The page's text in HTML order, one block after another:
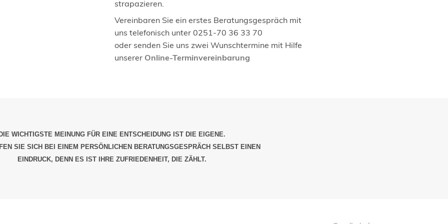
strapazieren.
Vereinbaren Sie ein erstes Beratungsgespräch mit
uns telefonisch unter 0251-70 36 33 70
oder senden Sie uns zwei Wunschtermine mit Hilfe
unserer Online-Terminvereinbarung
DIE WICHTIGSTE MEINUNG FÜR EINE ENTSCHEIDUNG IST DIE EIGENE.
SIE SICH BEI EINEM PERSÖNLICHEN BERATUNGSGESPRÄCH SELBST EINEN
EINDRUCK, DENN ES IST IHRE ZUFRIEDENHEIT, DIE ZÄHLT.